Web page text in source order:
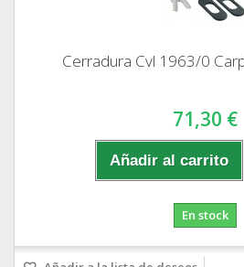
Cerradura Cvl 1963/0
71,30 €
Añadir al carrito
En stock